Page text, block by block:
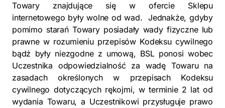
Towary znajdujące się w ofercie Sklepu
internetowego były wolne od wad. Jednakże, gdyby
pomimo starań Towary posiadały wady fizyczne lub
prawne w rozumieniu przepisów Kodeksu cywilnego
bądź były niezgodne z umową, BSL ponosi wobec
Uczestnika odpowiedzialność za wadę Towaru na
zasadach określonych w przepisach Kodeksu
cywilnego dotyczących rękojmi, w terminie 2 lat od
wydania Towaru, a Uczestnikowi przysługuje prawo